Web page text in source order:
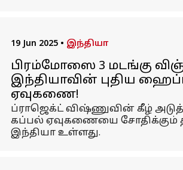
19 Jun 2025 • இந்தியா
பிரம்மோஸை 3 மடங்கு
இந்தியாவின் புதிய
ஏவுகணை!
ப்ராஜெக்ட் விஷ்ணுவின் கீழ்
கப்பல் ஏவுகணையை சோதிக்கும்
இந்தியா உள்ளது.